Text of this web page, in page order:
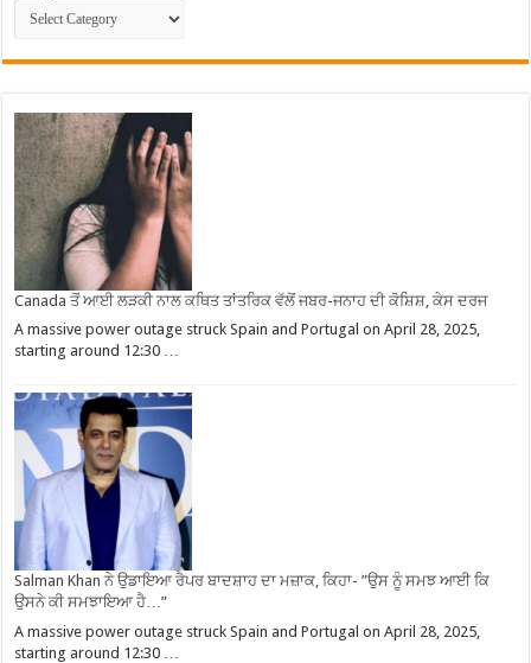
Canada ਤੋਂ ਆਈ ਲੜਕੀ ਨਾਲ ਕਥਿਤ ਤਾਂਤਰਿਕ ਵੱਲੋਂ ਜਬਰ-ਜਨਾਹ ਦੀ ਕੋਸ਼ਿਸ਼, ਕੇਸ ਦਰਜ
A massive power outage struck Spain and Portugal on April 28, 2025,
starting around 12:30 …
Salman Khan ਨੇ ਉਡਾਇਆ ਰੈਪਰ ਬਾਦਸ਼ਾਹ ਦਾ ਮਜ਼ਾਕ, ਕਿਹਾ- ”ਉਸ ਨੂੰ ਸਮਝ ਆਈ ਕਿ
ਉਸਨੇ ਕੀ ਸਮਝਾਇਆ ਹੈ…”
A massive power outage struck Spain and Portugal on April 28, 2025,
starting around 12:30 …